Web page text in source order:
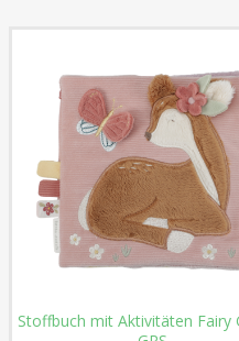
Stoffbuch mit Aktivitäten Fairy